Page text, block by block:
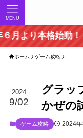
MENU
動！ 個人勢屈指
ホーム ゲーム攻略
グラッ
かぜの
2024
9/02
ゲーム攻略 2024年